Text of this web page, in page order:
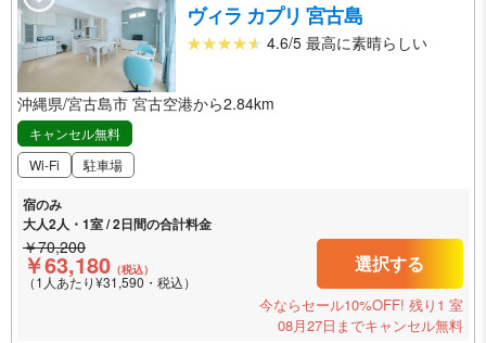
ヴィラ カプリ 宮古島
4.6/5 最高に素晴らしい
沖縄県/宮古島市 宮古空港から2.84km
キャンセル無料
Wi-Fi
駐車場
宿のみ
大人2人・1室 / 2日間の合計料金
￥70,200
￥63,180 （税込）
（1人あたり¥31,590・税込）
選択する
今ならセール10%OFF! 残り1 室
08月27日までキャンセル無料